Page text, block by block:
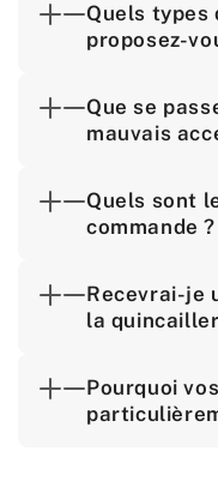
Quels types
proposez-
Que se
mauvais
Quels sont
commande ?
Recevrai-je
la
Pourquoi